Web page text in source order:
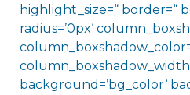
highlight_size=“ border=“
radius=’0px‘
background=’bg_color‘